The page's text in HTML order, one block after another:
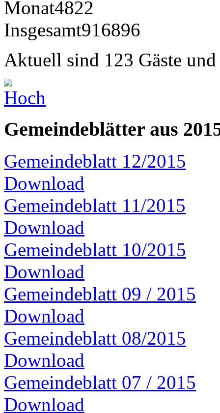
Monat4822
Insgesamt916896
Aktuell sind 123 Gäste
Gemeindeblätter aus
Gemeindeblatt 12/2015
Download
Gemeindeblatt 11/2015
Download
Gemeindeblatt 10/2015
Download
Gemeindeblatt 09 / 2015
Download
Gemeindeblatt 08/2015
Download
Gemeindeblatt 07 / 2015
Download